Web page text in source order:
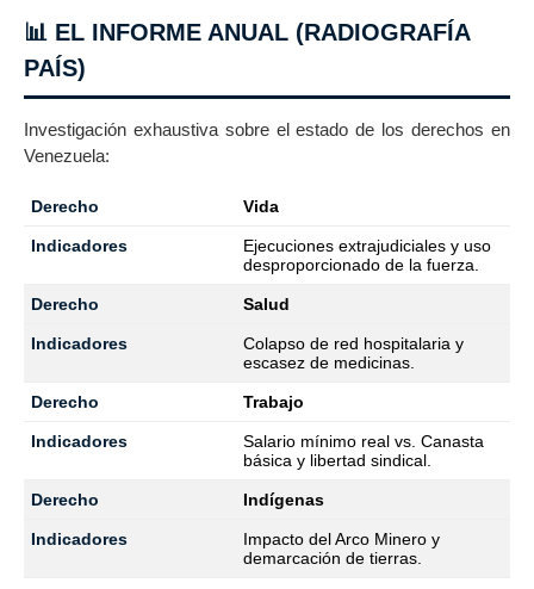
📊 EL INFORME ANUAL (RADIOGRAFÍA
PAÍS)
Investigación exhaustiva sobre el estado de los derechos en
Venezuela:
Vida
Ejecuciones extrajudiciales y uso
desproporcionado de la fuerza.
Salud
Colapso de red hospitalaria y
escasez de medicinas.
Trabajo
Salario mínimo real vs. Canasta
básica y libertad sindical.
Indígenas
Impacto del Arco Minero y
demarcación de tierras.